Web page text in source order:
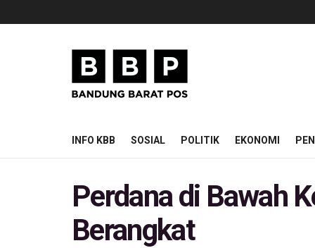
INFO KBB SOSIAL POLITIK EKONOMI
Perdana di Bawah
Berangkat